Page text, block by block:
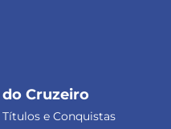
Cruzeiro
Títulos e Conquistas